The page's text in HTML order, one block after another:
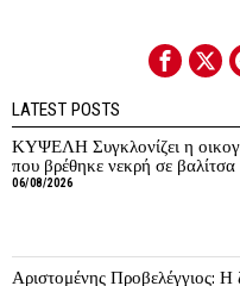
LATEST POSTS
ΚΥΨΕΛΗ Συγκλονίζει η
που βρέθηκε νεκρή σε βαλίτσα
06/08/2026
Αριστομένης Προβελέγγιος: Η